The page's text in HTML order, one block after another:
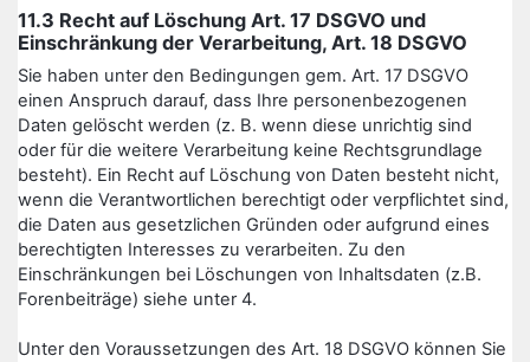
11.3 Recht auf Löschung Art. 17 DSGVO und
Einschränkung der Verarbeitung, Art. 18 DSGVO
Sie haben unter den Bedingungen gem. Art. 17 DSGVO
einen Anspruch darauf, dass Ihre personenbezogenen
Daten gelöscht werden (z. B. wenn diese unrichtig sind
oder für die weitere Verarbeitung keine Rechtsgrundlage
besteht). Ein Recht auf Löschung von Daten besteht nicht,
wenn die Verantwortlichen berechtigt oder verpflichtet sind,
die Daten aus gesetzlichen Gründen oder aufgrund eines
berechtigten Interesses zu verarbeiten. Zu den
Einschränkungen bei Löschungen von Inhaltsdaten (z.B.
Forenbeiträge) siehe unter 4.
Unter den Voraussetzungen des Art. 18 DSGVO können Sie